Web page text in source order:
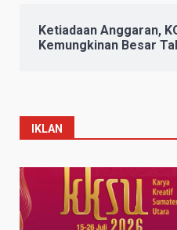
Ketiadaan Anggaran,
Kemungkinan Besar
IKLAN